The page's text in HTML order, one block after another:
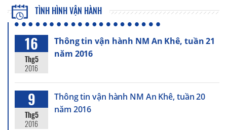
TÌNH HÌNH VẬN HÀNH
16
Thg5
2016
Thông tin vận hành NM An Khê, tuần 21
năm 2016
9
Thg5
2016
Thông tin vận hành NM An Khê, tuần 20
năm 2016